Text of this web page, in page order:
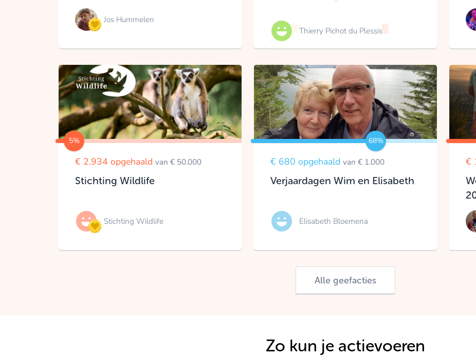
Jos Hummelen
Thierry Pichot du Plessis
5%
€ 2.934 opgehaald van € 50.000
Stichting Wildlife
Stichting Wildlife
68%
€ 680 opgehaald van € 1.000
Verjaardagen Wim en Elisabeth
Elisabeth Bloemena
€
Alle geefacties
Zo kun je actievoeren